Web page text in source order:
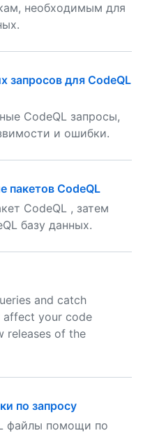
необходимым для
запросов для CodeQL
CodeQL запросы,
и ошибки.
пакетов CodeQL
CodeQL , затем
базу данных.
and catch
affect your code
releases of the
по запросу
файлы помощи по